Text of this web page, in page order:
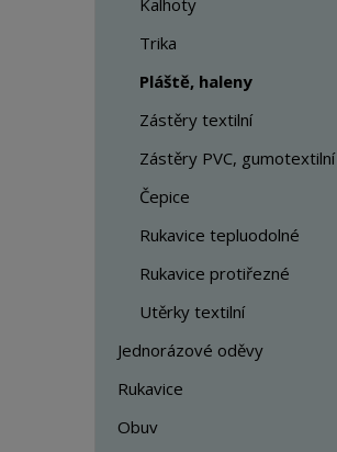
Kalhoty
Trika
Pláště, haleny
Zástěry textilní
Zástěry PVC, gumotextilní
Čepice
Rukavice tepluodolné
Rukavice protiřezné
Utěrky textilní
Jednorázové oděvy
Rukavice
Obuv